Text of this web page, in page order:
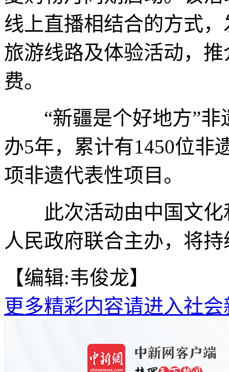
线上直播相结合的方式
旅游线路及体验活动，
费。
“新疆是个好地方”非
办5年，累计有1450位非
项非遗代表性项目。
此次活动由中国文化
人民政府联合主办，将
【编辑:韦俊龙】
更多精彩内容请进入社会